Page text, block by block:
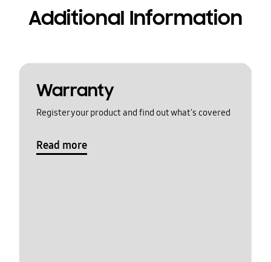
Additional Information
Warranty
Register your product and find out what's covered
Read more